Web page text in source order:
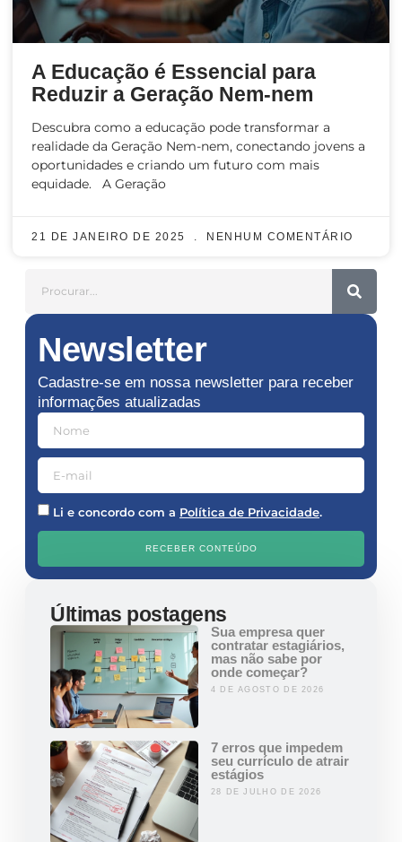
A Educação é Essencial para
Reduzir a Geração Nem-nem
Descubra como a educação pode transformar a
realidade da Geração Nem-nem, conectando jovens a
oportunidades e criando um futuro com mais
equidade. A Geração
21 DE JANEIRO DE 2025 NENHUM COMENTÁRIO
Newsletter
Cadastre-se em nossa newsletter para receber
informações atualizadas
Li e concordo com a Política de Privacidade.
RECEBER CONTEÚDO
Últimas postagens
Sua empresa quer
contratar estagiários,
mas não sabe por
onde começar?
4 DE AGOSTO DE 2026
7 erros que impedem
seu currículo de atrair
estágios
28 DE JULHO DE 2026